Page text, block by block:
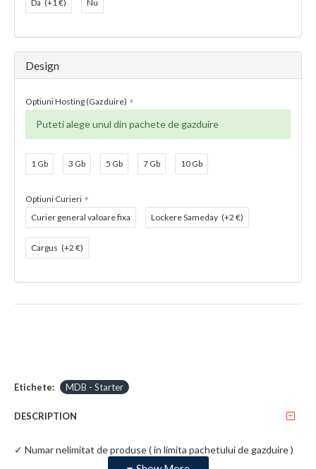
Da (+1 €) Nu
Design
Optiuni Hosting (Gazduire)
Puteti alege unul din pachete de gazduire
1 Gb 3 Gb 5 Gb 7 Gb 10 Gb
Optiuni Curieri
Curier general valoare fixa
Lockere Sameday (+2 €)
Cargus (+2 €)
Etichete: MDB - Starter
DESCRIPTION
✓ Numar nelimitat de produse ( in limita pachetului de gazduire )